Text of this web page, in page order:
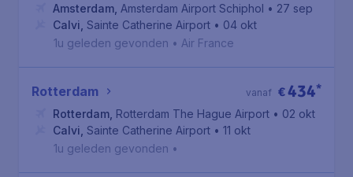
Amsterdam Amsterdam Airport Schiphol • 27 sep
Calvi Sainte Catherine Airport • 04 okt
1u geleden gevonden • Air France
Rotterdam €434*
vanaf
Rotterdam Rotterdam The Hague Airport • 02 okt
Calvi Sainte Catherine Airport • 11 okt
1u geleden gevonden •